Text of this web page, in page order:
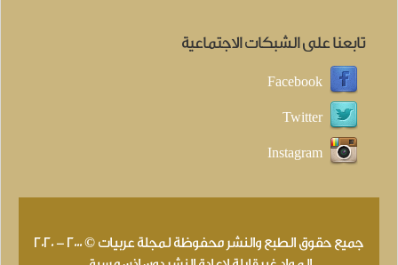
تابعنا على الشبكات الاجتماعية
Facebook
Twitter
Instagram
جميع حقوق الطبع والنشر محفوظة لمجلة عربيات © 2000 - 2020